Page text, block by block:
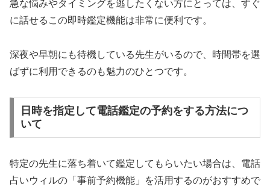
急な悩みやタイミングを逃したくない方にとっては、すぐ
に話せるこの即時鑑定機能は非常に便利です。
深夜や早朝にも待機している先生がいるので、時間帯を選
ばずに利用できるのも魅力のひとつです。
日時を指定して電話鑑定の予約をする方法につ
いて
特定の先生に落ち着いて鑑定してもらいたい場合は、電話
占いウィルの「事前予約機能」を活用するのがおすすめで